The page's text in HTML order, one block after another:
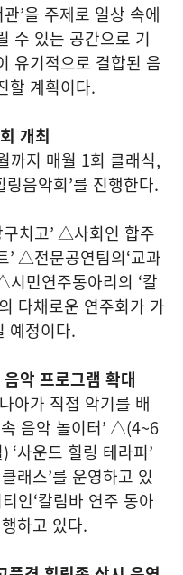
’을 주제로 일상 속에
수 있는 공간으로 기
유기적으로 결합된 음
할 계획이다.
개최
까지 매월 1회 클래식,
링음악회’를 진행한다.
치고’△사회인 합주
’△전문공연팀의‘교과
민연주동아리의 ‘칼
다채로운 연주회가 가
예정이다.
악 프로그램 확대
아가 직접 악기를 배
음악 놀이터’△(4~6
) ‘사운드 힐링 테라피’
래스’를 운영하고 있
인‘칼림바 연주 동아
하고 있다.